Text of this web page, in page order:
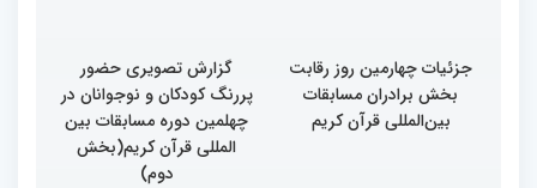
جزئیات چهارمین روز رقابت
بخش برادران مسابقات
بین‌المللی قرآن کریم
گزارش تصویری حضور
پررنگ کودکان و نوجوانان در
چهلمین دوره مسابقات بین
المللی قرآن کریم(بخش
دوم)